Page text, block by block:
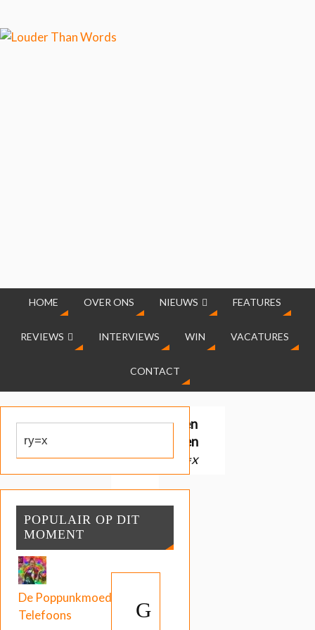
HOME OVER ONS NIEUWS FEATURES
REVIEWS INTERVIEWS WIN VACATURES
CONTACT
Gevonden
resultaten
voor:ry=x
G
POPULAIR OP DIT
MOMENT
De Poppunkmoeder:
Telefoons